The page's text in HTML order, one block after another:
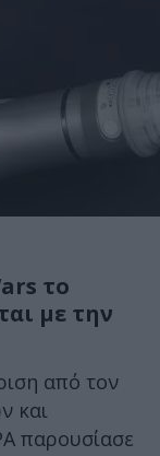
το
με την
από τον
και
παρουσίασε